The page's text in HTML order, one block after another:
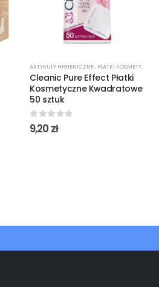
ARTYKUŁY HIGIENICZNE, PŁATKI KOSMETYCZNE
Cleanic Pure Effect Płatki
Kosmetyczne Kwadratowe
50 sztuk
0out of 5
9,20 zł